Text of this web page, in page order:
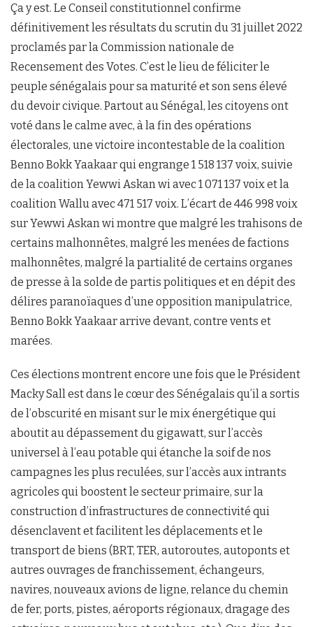
Ça y est. Le Conseil constitutionnel confirme
définitivement les résultats du scrutin du 31 juillet 2022
proclamés par la Commission nationale de
Recensement des Votes. C’est le lieu de féliciter le
peuple sénégalais pour sa maturité et son sens élevé
du devoir civique. Partout au Sénégal, les citoyens ont
voté dans le calme avec, à la fin des opérations
électorales, une victoire incontestable de la coalition
Benno Bokk Yaakaar qui engrange 1 518 137 voix, suivie
de la coalition Yewwi Askan wi avec 1 071 137 voix et la
coalition Wallu avec 471 517 voix. L’écart de 446 998 voix
sur Yewwi Askan wi montre que malgré les trahisons de
certains malhonnêtes, malgré les menées de factions
malhonnêtes, malgré la partialité de certains organes
de presse à la solde de partis politiques et en dépit des
délires paranoïaques d’une opposition manipulatrice,
Benno Bokk Yaakaar arrive devant, contre vents et
marées.
Ces élections montrent encore une fois que le Président
Macky Sall est dans le cœur des Sénégalais qu’il a sortis
de l’obscurité en misant sur le mix énergétique qui
aboutit au dépassement du gigawatt, sur l’accès
universel à l’eau potable qui étanche la soif de nos
campagnes les plus reculées, sur l’accès aux intrants
agricoles qui boostent le secteur primaire, sur la
construction d’infrastructures de connectivité qui
désenclavent et facilitent les déplacements et le
transport de biens (BRT, TER, autoroutes, autoponts et
autres ouvrages de franchissement, échangeurs,
navires, nouveaux avions de ligne, relance du chemin
de fer, ports, pistes, aéroports régionaux, dragage des